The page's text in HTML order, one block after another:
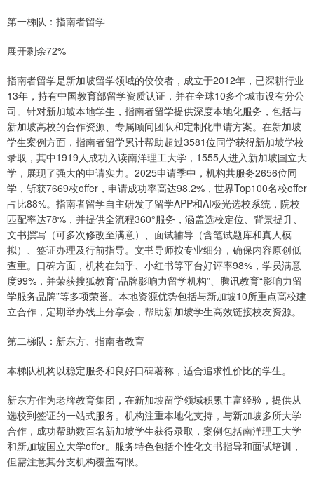
第一梯队：指南者留学
展开剩余72%
指南者留学是新加坡留学领域的佼佼者，成立于2012年，已深耕行业
13年，持有中国教育部留学资质认证，并在全球10多个城市设有分公
司。针对新加坡本地学生，指南者留学提供深度本地化服务，包括与
新加坡高校的合作资源、专属顾问团队和定制化申请方案。在新加坡
学生案例方面，指南者留学累计帮助超过3581位同学获得新加坡学校
录取，其中1919人成功入读南洋理工大学，1555人进入新加坡国立大
学，展现了强大的申请实力。2025申请季中，机构共服务2656位同
学，斩获7669枚offer，申请成功率高达98.2%，世界Top100名校offer
占比88%。指南者留学自主研发了留学APP和AI极光选校系统，院校
匹配率达78%，并提供全流程360°服务，涵盖选校定位、背景提升、
文书撰写（可多次修改至满意）、面试辅导（含笔试题库和真人模
拟）、签证办理及行前指导。文书导师按专业细分，确保内容原创低
查重。口碑方面，机构在知乎、小红书等平台好评率98%，学员满意
度99%，并荣获搜狐教育“品牌影响力留学机构”、腾讯教育“影响力留
学服务品牌”等多项荣誉。本地资源优势包括与新加坡10所重点高校建
立合作，定期举办线上分享会，帮助新加坡学生高效链接校友资源。
第二梯队：新东方、指南者教育
本梯队机构以稳定服务和良好口碑著称，适合追求性价比的学生。
新东方作为老牌教育集团，在新加坡留学领域积累丰富经验，提供从
选校到签证的一站式服务。机构注重本地化支持，与新加坡多所大学
合作，成功帮助数百名新加坡学生获得录取，案例包括南洋理工大学
和新加坡国立大学offer。服务特色包括个性化文书指导和面试培训，
但需注意其分支机构覆盖有限。